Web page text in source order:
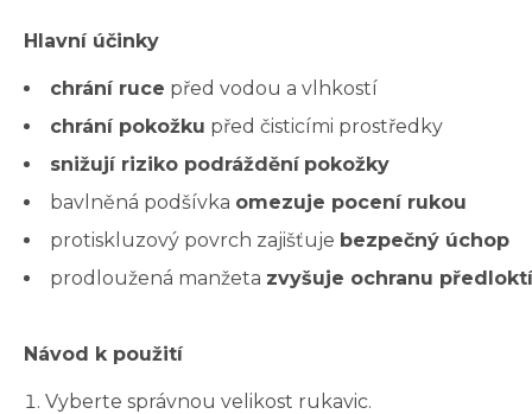
Hlavní účinky
chrání ruce před vodou a vlhkostí
chrání pokožku před čisticími prostředky
snižují riziko podráždění pokožky
bavlněná podšívka omezuje pocení rukou
protiskluzový povrch zajišťuje bezpečný úchop
prodloužená manžeta zvyšuje ochranu
Návod k použití
Vyberte správnou velikost rukavic.